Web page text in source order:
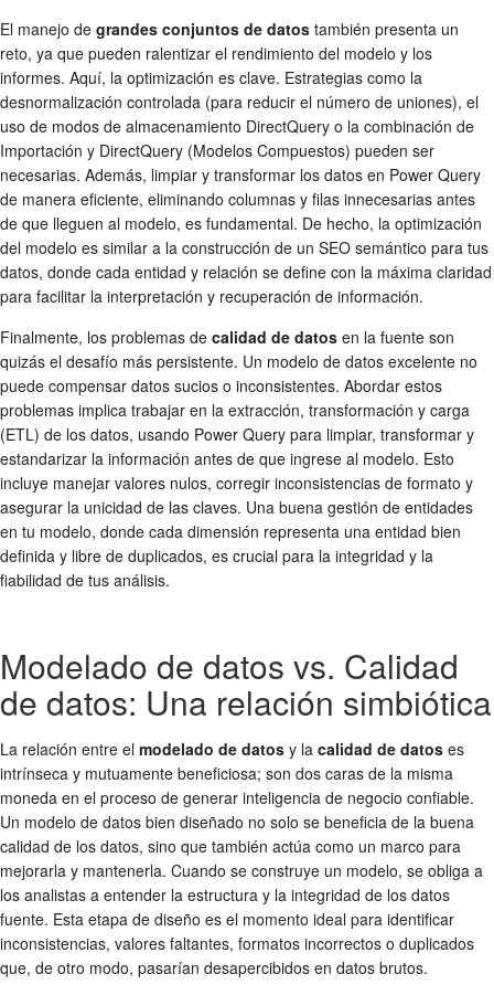
El manejo de grandes conjuntos de datos también presenta un
reto, ya que pueden ralentizar el rendimiento del modelo y los
informes. Aquí, la optimización es clave. Estrategias como la
desnormalización controlada (para reducir el número de uniones), el
uso de modos de almacenamiento DirectQuery o la combinación de
Importación y DirectQuery (Modelos Compuestos) pueden ser
necesarias. Además, limpiar y transformar los datos en Power Query
de manera eficiente, eliminando columnas y filas innecesarias antes
de que lleguen al modelo, es fundamental. De hecho, la optimización
del modelo es similar a la construcción de un SEO semántico para tus
datos, donde cada entidad y relación se define con la máxima claridad
para facilitar la interpretación y recuperación de información.
Finalmente, los problemas de calidad de datos en la fuente son
quizás el desafío más persistente. Un modelo de datos excelente no
puede compensar datos sucios o inconsistentes. Abordar estos
problemas implica trabajar en la extracción, transformación y carga
(ETL) de los datos, usando Power Query para limpiar, transformar y
estandarizar la información antes de que ingrese al modelo. Esto
incluye manejar valores nulos, corregir inconsistencias de formato y
asegurar la unicidad de las claves. Una buena gestión de entidades
en tu modelo, donde cada dimensión representa una entidad bien
definida y libre de duplicados, es crucial para la integridad y la
fiabilidad de tus análisis.
Modelado de datos vs. Calidad
de datos: Una relación simbiótica
La relación entre el modelado de datos y la calidad de datos es
intrínseca y mutuamente beneficiosa; son dos caras de la misma
moneda en el proceso de generar inteligencia de negocio confiable.
Un modelo de datos bien diseñado no solo se beneficia de la buena
calidad de los datos, sino que también actúa como un marco para
mejorarla y mantenerla. Cuando se construye un modelo, se obliga a
los analistas a entender la estructura y la integridad de los datos
fuente. Esta etapa de diseño es el momento ideal para identificar
inconsistencias, valores faltantes, formatos incorrectos o duplicados
que, de otro modo, pasarían desapercibidos en datos brutos.